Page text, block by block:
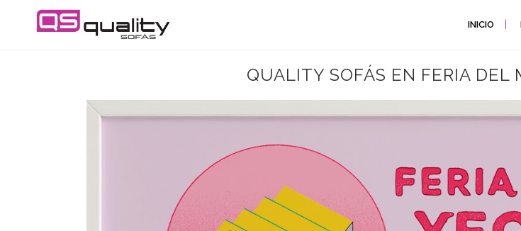
INICIO
QUALITY SOFÁS EN FERIA DEL